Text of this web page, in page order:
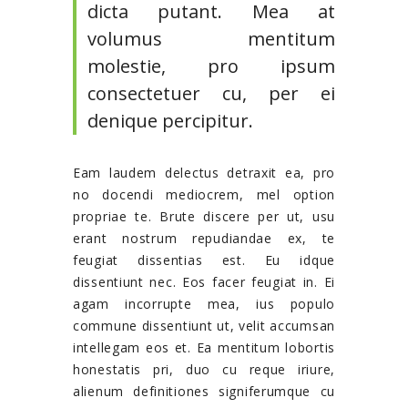
dicta putant. Mea at
volumus mentitum
molestie, pro ipsum
consectetuer cu, per ei
denique percipitur.
Eam laudem delectus detraxit ea, pro
no docendi mediocrem, mel option
propriae te. Brute discere per ut, usu
erant nostrum repudiandae ex, te
feugiat dissentias est. Eu idque
dissentiunt nec. Eos facer feugiat in. Ei
agam incorrupte mea, ius populo
commune dissentiunt ut, velit accumsan
intellegam eos et. Ea mentitum lobortis
honestatis pri, duo cu reque iriure,
alienum definitiones signiferumque cu